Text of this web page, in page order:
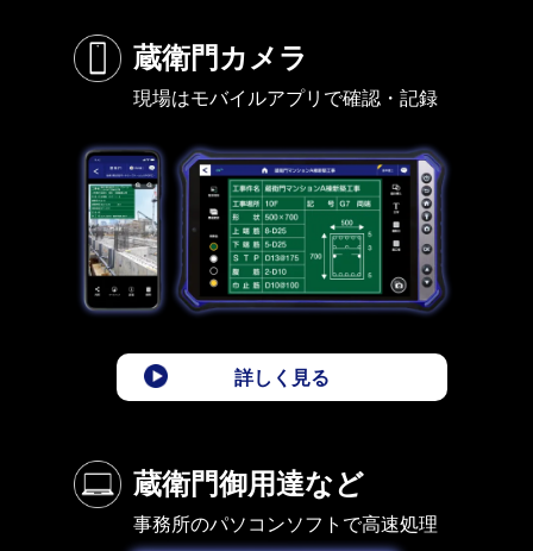
蔵衛門カメラ
現場はモバイルアプリで確認・記録
詳しく見る
蔵衛門御用達など
事務所のパソコンソフトで高速処理